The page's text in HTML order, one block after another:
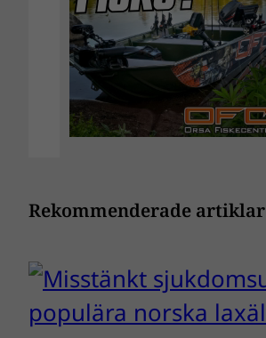
Rekommenderade artiklar